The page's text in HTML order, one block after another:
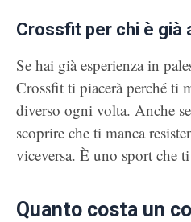
Crossfit per chi è già
Se hai già esperienza in
Crossfit ti piacerà perché ti
diverso ogni volta. Anche
scoprire che ti manca
viceversa. È uno sport che
Quanto costa un